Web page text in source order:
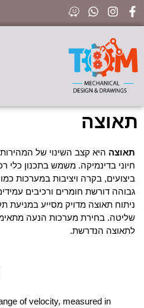
תאוצה
תאוצה היא קצב השינוי של
חיוני בדינמיקה. משמש בתכנון כלי
ביצועים, בקרה ויציבות במערכות
גבוהה דורשת חומרים ורכיבים
ניתוח תאוצה מדויק מסייע במניעת
שליטה. בחירת מערכות הנעה
לתאוצה הנדרשת.
of velocity, measured in